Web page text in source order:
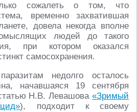
сожалеть о том, что
временно захватившая
довела некогда вполне
людей до такого
при котором оказался
самосохранения.
недолго осталось
начавшаяся 19 сентября
Н.В. Левашова «Зримый
), подходит к своему